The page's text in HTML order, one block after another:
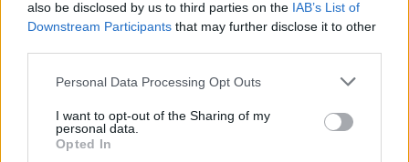
also be disclosed by us to third parties on the IAB’s List of
Downstream Participants that may further disclose it to other
Please note that this website/app uses one or more Google
not limited to your visit or usage behaviour. You may click to
grant or deny consent to Google and its third-party tags to
use your data for below specified purposes in below Google
Personal Data Processing Opt Outs
I want to opt-out of the Sharing of my
personal data.
Opted In
Sandman-gyűjtemény 5. kötete is, amely az eredeti
sorozat lezárása után íródott Sandman-
történeteket…